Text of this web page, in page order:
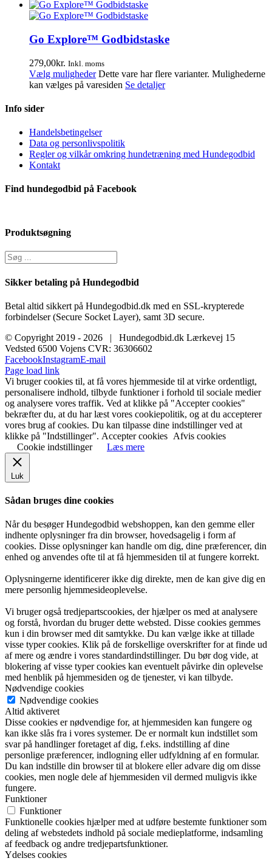
Go Explore™ Godbidstaske
279,00kr. Inkl. moms
Vælg muligheder Dette vare har flere varianter. Mulighederne
kan vælges på varesiden Se detaljer
Info sider
Handelsbetingelser
Data og personlivspolitik
Regler og vilkår omkring hundetræning med Hundegodbid
Kontakt
Find hundegodbid på Facebook
Produktsøgning
Sikker betaling på Hundegodbid
Betal altid sikkert på Hundegodbid.dk med en SSL-krypterede
forbindelser (Secure Socket Layer), samt 3D secure.
© Copyright 2019 - 2026 | Hundegodbid.dk Lærkevej 15
Vedsted 6500 Vojens CVR: 36306602
FacebookInstagramE-mail
Page load link
Vi bruger cookies til, at få vores hjemmeside til at virke ordentligt,
personalisere indhold, tilbyde funktioner i forhold til sociale medier
og analysere vores traffik. Ved at klikke på "Accepter cookies"
bekræfter du, at du har læst vores cookiepolitik, og at du accepterer
vores brug af cookies. Du kan tilpasse dine indstillinger ved at
klikke på "Indstillinger". Accepter cookies Afvis cookies
Cookie indstillinger
Læs mere
Luk
Sådan bruges dine cookies
Når du besøger Hundegodbid webshoppen, kan den gemme eller
indhente oplysninger fra din browser, hovedsagelig i form af
cookies. Disse oplysninger kan handle om dig, dine præferencer, din
enhed og anvendes ofte til at få hjemmesiden til at fungere korrekt.
Oplysningerne identificerer ikke dig direkte, men de kan give dig en
mere personlig hjemmesideoplevelse.
Vi bruger også tredjepartscookies, der hjælper os med at analysere
og forstå, hvordan du bruger dette websted. Disse cookies gemmes
kun i din browser med dit samtykke. Du kan vælge ikke at tillade
visse typer cookies. Klik på de forskellige overskrifter for at finde ud
af mere og ændre i vores standardindstillinger. Du bør dog vide, at
blokering af visse typer cookies kan eventuelt påvirke din oplevelse
med henblik på hjemmesiden og de tjenester, vi kan tilbyde.
Nødvendige cookies
Nødvendige cookies
Altid aktiveret
Disse cookies er nødvendige for, at hjemmesiden kan fungere og
kan ikke slås fra i vores systemer. De er normalt kun indstillet som
svar på handlinger foretaget af dig, f.eks. indstilling af dine
personlige præferencer, indlogning eller udfyldning af en formular.
Du kan indstille din browser til at blokere eller advare dig om disse
cookies, men nogle dele af hjemmesiden vil dermed muligvis ikke
fungere.
Funktioner
Funktioner
Funktionelle cookies hjælper med at udføre bestemte funktioner som
deling af webstedets indhold på sociale medieplatforme, indsamling
af feedback og andre tredjepartsfunktioner.
Ydelses cookies